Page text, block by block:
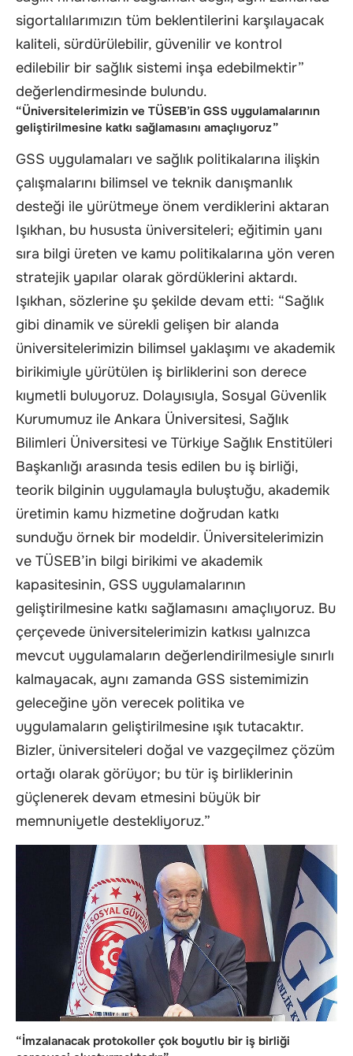
sigortalılarımızın tüm beklentilerini karşılayacak
kaliteli, sürdürülebilir, güvenilir ve kontrol
edilebilir bir sağlık sistemi inşa edebilmektir”
değerlendirmesinde bulundu.
“Üniversitelerimizin ve TÜSEB’in GSS uygulamalarının
geliştirilmesine katkı sağlamasını amaçlıyoruz”
GSS uygulamaları ve sağlık politikalarına ilişkin
çalışmalarını bilimsel ve teknik danışmanlık
desteği ile yürütmeye önem verdiklerini aktaran
Işıkhan, bu hususta üniversiteleri; eğitimin yanı
sıra bilgi üreten ve kamu politikalarına yön veren
stratejik yapılar olarak gördüklerini aktardı.
Işıkhan, sözlerine şu şekilde devam etti: “Sağlık
gibi dinamik ve sürekli gelişen bir alanda
üniversitelerimizin bilimsel yaklaşımı ve akademik
birikimiyle yürütülen iş birliklerini son derece
kıymetli buluyoruz. Dolayısıyla, Sosyal Güvenlik
Kurumumuz ile Ankara Üniversitesi, Sağlık
Bilimleri Üniversitesi ve Türkiye Sağlık Enstitüleri
Başkanlığı arasında tesis edilen bu iş birliği,
teorik bilginin uygulamayla buluştuğu, akademik
üretimin kamu hizmetine doğrudan katkı
sunduğu örnek bir modeldir. Üniversitelerimizin
ve TÜSEB’in bilgi birikimi ve akademik
kapasitesinin, GSS uygulamalarının
geliştirilmesine katkı sağlamasını amaçlıyoruz. Bu
çerçevede üniversitelerimizin katkısı yalnızca
mevcut uygulamaların değerlendirilmesiyle sınırlı
kalmayacak, aynı zamanda GSS sistemimizin
geleceğine yön verecek politika ve
uygulamaların geliştirilmesine ışık tutacaktır.
Bizler, üniversiteleri doğal ve vazgeçilmez çözüm
ortağı olarak görüyor; bu tür iş birliklerinin
güçlenerek devam etmesini büyük bir
memnuniyetle destekliyoruz.”
“İmzalanacak protokoller çok boyutlu bir iş birliği